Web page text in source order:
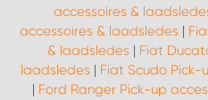
accessoires &
accessoires & laadsledes |
& laadsledes | Fiat
laadsledes | Fiat Scudo Pick-
| Ford Ranger Pick-up
WORK SYSTEM WILLEMSTAD